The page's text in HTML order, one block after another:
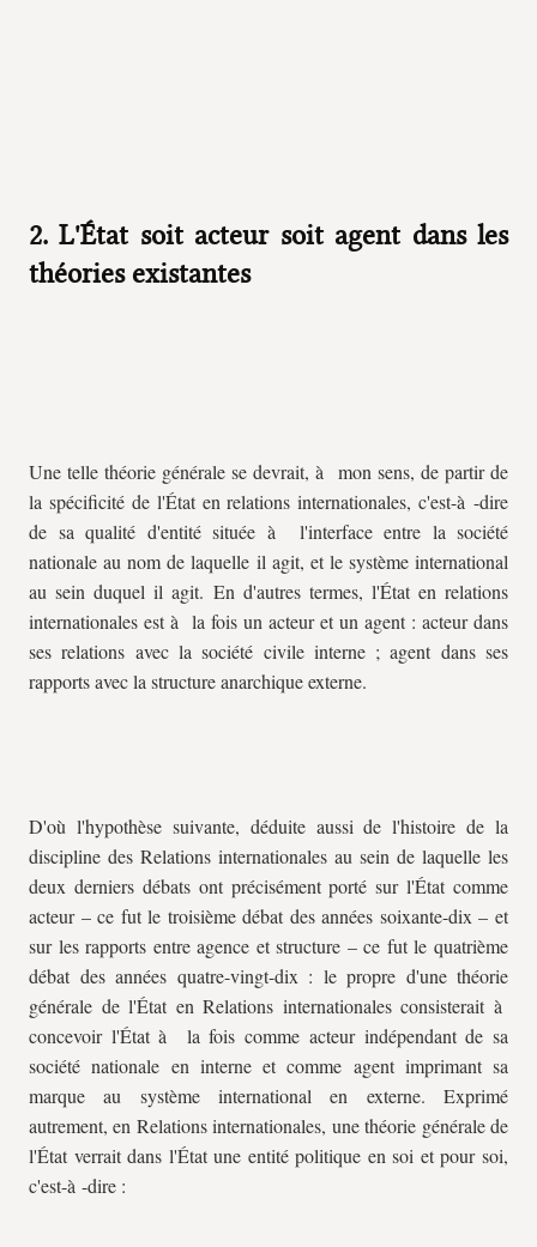
2. L'État soit acteur soit agent dans les
théories existantes
Une telle théorie générale se devrait, à mon sens, de partir de
la spécificité de l'État en relations internationales, c'est-à -dire
de sa qualité d'entité située à l'interface entre la société
nationale au nom de laquelle il agit, et le système international
au sein duquel il agit. En d'autres termes, l'État en relations
internationales est à la fois un acteur et un agent : acteur dans
ses relations avec la société civile interne ; agent dans ses
rapports avec la structure anarchique externe.
D'où l'hypothèse suivante, déduite aussi de l'histoire de la
discipline des Relations internationales au sein de laquelle les
deux derniers débats ont précisément porté sur l'État comme
acteur – ce fut le troisième débat des années soixante-dix – et
sur les rapports entre agence et structure – ce fut le quatrième
débat des années quatre-vingt-dix : le propre d'une théorie
générale de l'État en Relations internationales consisterait à
concevoir l'État à la fois comme acteur indépendant de sa
société nationale en interne et comme agent imprimant sa
marque au système international en externe. Exprimé
autrement, en Relations internationales, une théorie générale de
l'État verrait dans l'État une entité politique en soi et pour soi,
c'est-à -dire :